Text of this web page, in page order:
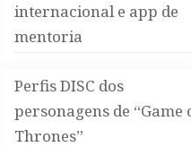
internacional e app de
mentoria
Perfis DISC dos
personagens de “Game
Thrones”